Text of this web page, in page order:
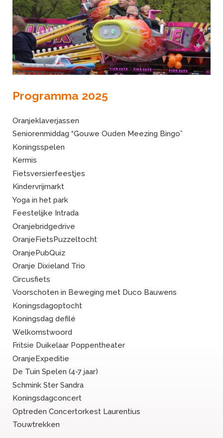
Programma 2025
Oranjeklaverjassen
Seniorenmiddag “Gouwe Ouden Meezing Bingo”
Koningsspelen
Kermis
Fietsversierfeestjes
Kindervrijmarkt
Yoga in het park
Feestelijke Intrada
Oranjebridgedrive
OranjeFietsPuzzeltocht
OranjePubQuiz
Oranje Dixieland Trio
Circusfiets
Voorschoten in Beweging met Duco Bauwens
Koningsdagoptocht
Koningsdag defilé
Welkomstwoord
Fritsie Duikelaar Poppentheater
OranjeExpeditie
De Tuin Spelen (4-7 jaar)
Schmink Ster Sandra
Koningsdagconcert
Optreden Concertorkest Laurentius
Touwtrekken